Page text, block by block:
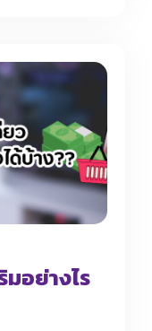
มอย่างไร